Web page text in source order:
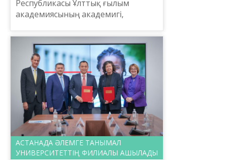
Республикасы Ұлттық ғылым
академиясының академигі,
профессор Шерубай
Құрманбайұлының 60 жасқа толған
мерейтойына орай ғал...
АСТАНАДА ӘЛЕМГЕ ТАНЫМАЛ
УНИВЕРСИТЕТТІҢ ФИЛИАЛЫ АШЫЛАДЫ